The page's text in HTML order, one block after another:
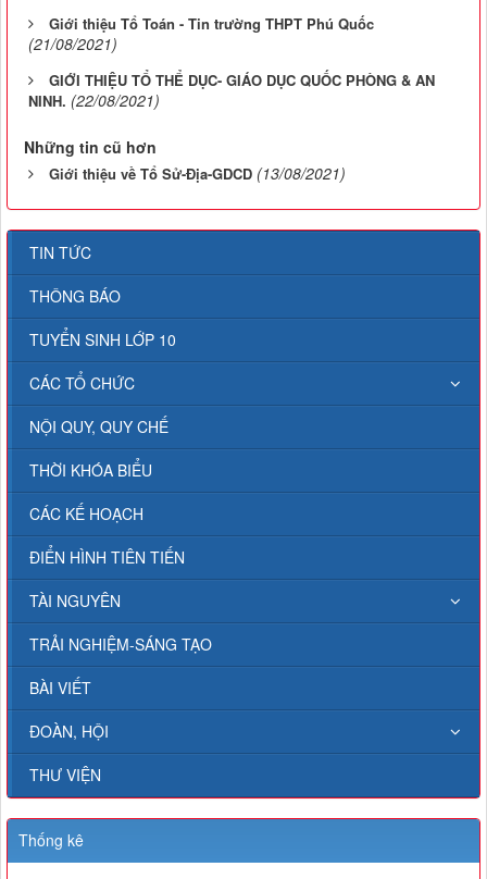
Giới thiệu Tổ Toán - Tin trường THPT Phú Quốc
(21/08/2021)
GIỚI THIỆU TỔ THỂ DỤC- GIÁO DỤC QUỐC PHÒNG & AN
NINH. (22/08/2021)
Những tin cũ hơn
Giới thiệu về Tổ Sử-Địa-GDCD (13/08/2021)
TIN TỨC
THÔNG BÁO
TUYỂN SINH LỚP 10
CÁC TỔ CHỨC
NỘI QUY, QUY CHẾ
THỜI KHÓA BIỂU
CÁC KẾ HOẠCH
ĐIỂN HÌNH TIÊN TIẾN
TÀI NGUYÊN
TRẢI NGHIỆM-SÁNG TẠO
BÀI VIẾT
ĐOÀN, HỘI
THƯ VIỆN
Thống kê